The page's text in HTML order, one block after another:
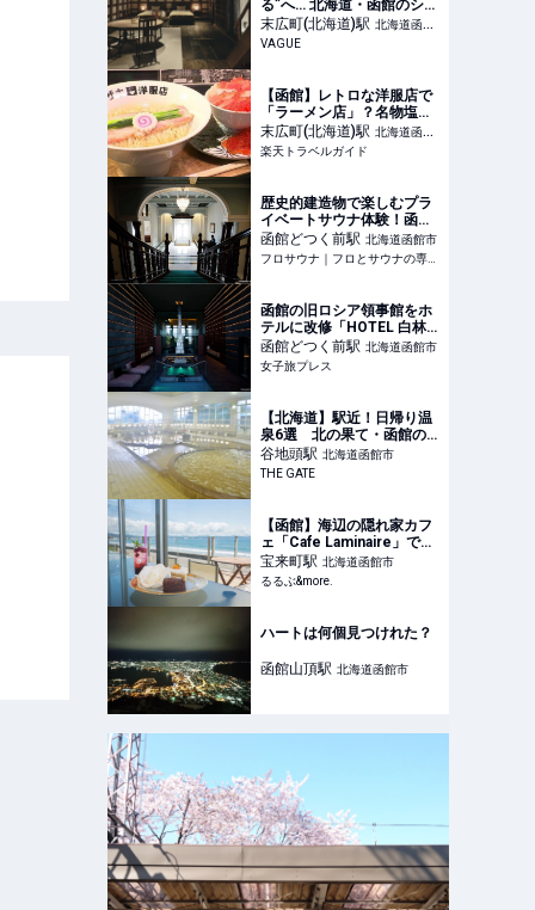
る”へ… 北海道・函館のシン
ボルといえる重要文化財
「旧相馬家住宅」がホテル
VAGUE(ヴァーグ)
末広町(北海道)駅 北海道函館
市
VAGUE
【函館】レトロな洋服店で
「ラーメン店」？名物塩ラ
ーメンとこぼれイクラの丼
にリピーター続出 【楽天ト
ラベル】
末広町(北海道)駅 北海道函館
市
楽天トラベルガイド
歴史的建造物で楽しむプラ
イベートサウナ体験！函
館・旧ロシア領事館を改修
した「HOTEL白林
HAKODATE」が7月12日開
ウナの専門メディア
函館どつく前駅 北海道函館市
フロサウナ｜フロとサウナの専門メディア
函館の旧ロシア領事館をホ
テルに改修「HOTEL 白林
HAKODATE」2025年7月開
業 - 女子旅プレス
函館どつく前駅 北海道函館市
女子旅プレス
【北海道】駅近！日帰り温
泉6選 北の果て・函館の
先っぽの温泉も鉄道＆路面
電車で | THE GATE
谷地頭駅 北海道函館市
THE GATE
【函館】海辺の隠れ家カフ
ェ「Cafe Laminaire」でく
つろぎの時間を過ごす│北
海道｜るるぶ&more.
宝来町駅 北海道函館市
るるぶ&more.
ハートは何個見つけれた？
函館山頂駅 北海道函館市